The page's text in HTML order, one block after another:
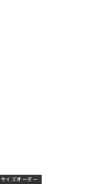
サイズオーダー